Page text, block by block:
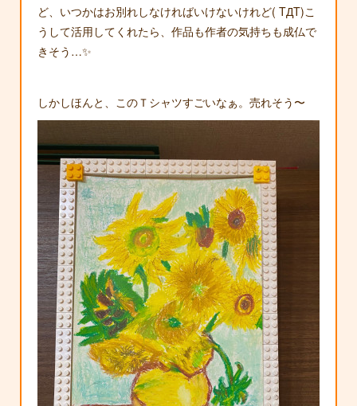
ど、いつかはお別れしなければいけないけれど( TДT)こ
うして活用してくれたら、作品も作者の気持ちも成仏で
きそう…✨
しかしほんと、このＴシャツすごいなぁ。売れそう〜